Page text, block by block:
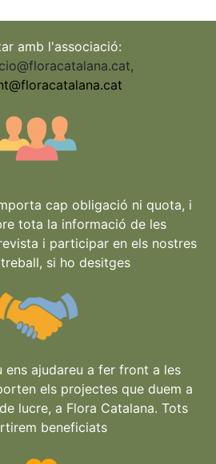
amb l'associació:
,
cap obligació ni quota, i
tota la informació de les
i participar en els nostres
si ho desitges
ens ajudareu a fer front a les
els projectes que duem a
lucre, a Flora Catalana. Tots
beneficiats